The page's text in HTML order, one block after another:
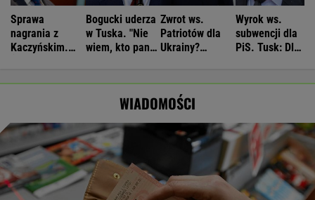
Sprawa
nagrania z
Kaczyńskim.
Bogucki uderza
w Tuska. "Nie
wiem, kto panu
Zwrot ws.
Patriotów dla
Ukrainy?
Wyrok ws.
subwencji dla
PiS. Tusk: Dla
WIADOMOŚCI